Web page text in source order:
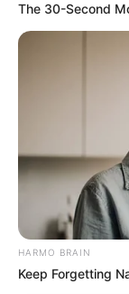
The 30-Second
HARMO BRAIN
Keep Forgetting